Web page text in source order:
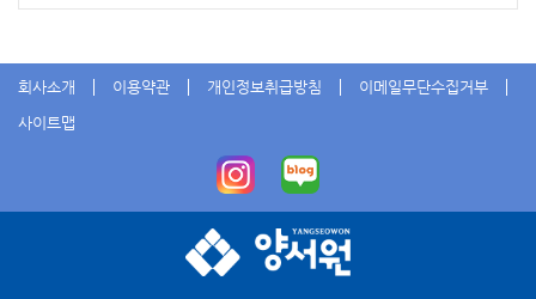
회사소개 이용약관 개인정보취급방침
이메일무단수집거부
사이트맵